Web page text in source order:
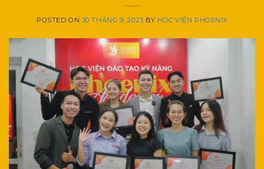
POSTED ON 30 THÁNG 9, 2023 BY HỌC VIỆN PHOENIX